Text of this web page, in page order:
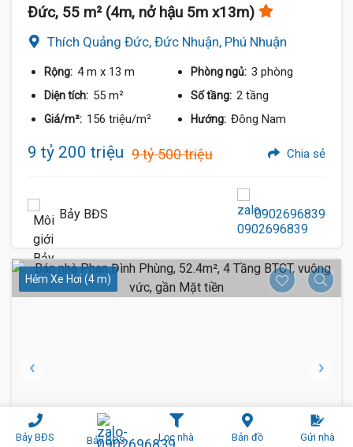
Bảy BĐS Bảy BĐS Lọc nhà Bản đồ Gửi nhà
Đức, 55 m² (4m, nở hậu 5m x13m)
Thích Quảng Đức, Đức Nhuận, Phú Nhuận
Rộng: 4 m x 13 m Phòng ngủ: 3 phòng
Diện tích: 55 m² Số tầng: 2 tầng
Giá/m²: 156 triệu/m² Hướng: Đông Nam
9 tỷ 200 triệu 9 tỷ 500 triệu Chia sẻ
Bảy BĐS 0902696839
Hẻm Xe Hơi (4 m)